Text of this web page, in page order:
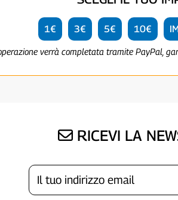
1€ 3€ 5€ 10€
verrà completata tramite PayPal,
RICEVI LA